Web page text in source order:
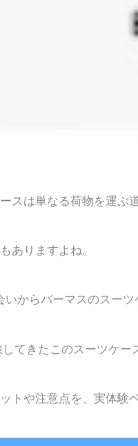
スは単なる荷物を運ぶ
ありますよね。
からバーマスのスーツ
てきたこのスーツケー
トや注意点を、実体験